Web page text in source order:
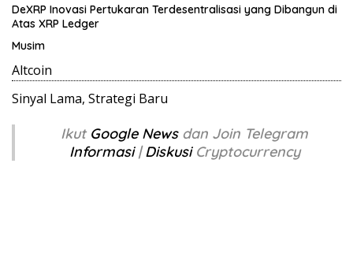
DeXRP Inovasi Pertukaran Terdesentralisasi yang Dibangun di
Atas XRP Ledger
Musim
Altcoin
Sinyal Lama, Strategi Baru
Ikut Google News dan Join Telegram
Informasi|DiskusiCryptocurrency